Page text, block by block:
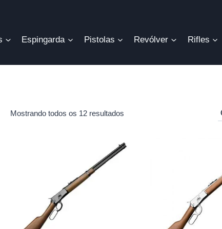
Espingarda Pistolas Revólver Rifles
Mostrando todos os 12 resultados